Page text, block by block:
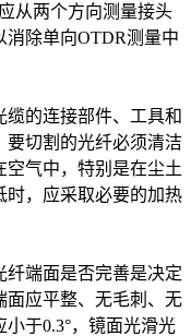
从两个方向测量接头
消除单向OTDR测量中
的连接部件、工具和
要切割的光纤必须清洁
气中，特别是在尘土
时，应采取必要的加热
端面是否完善是决定
面应平整、无毛刺、无
于0.3°，镜面光滑光